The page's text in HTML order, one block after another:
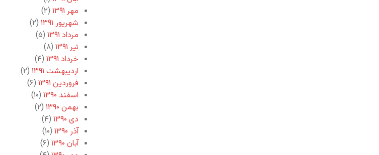
مهر ۱۳۹۱
(۲)
شهریور ۱۳۹۱
(۲)
مرداد ۱۳۹۱
(۵)
تیر ۱۳۹۱
(۸)
خرداد ۱۳۹۱
(۴)
اردیبهشت ۱۳۹۱
(۲)
فروردین ۱۳۹۱
(۶)
اسفند ۱۳۹۰
(۱۰)
بهمن ۱۳۹۰
(۲)
دی ۱۳۹۰
(۴)
آذر ۱۳۹۰
(۱۰)
آبان ۱۳۹۰
(۶)